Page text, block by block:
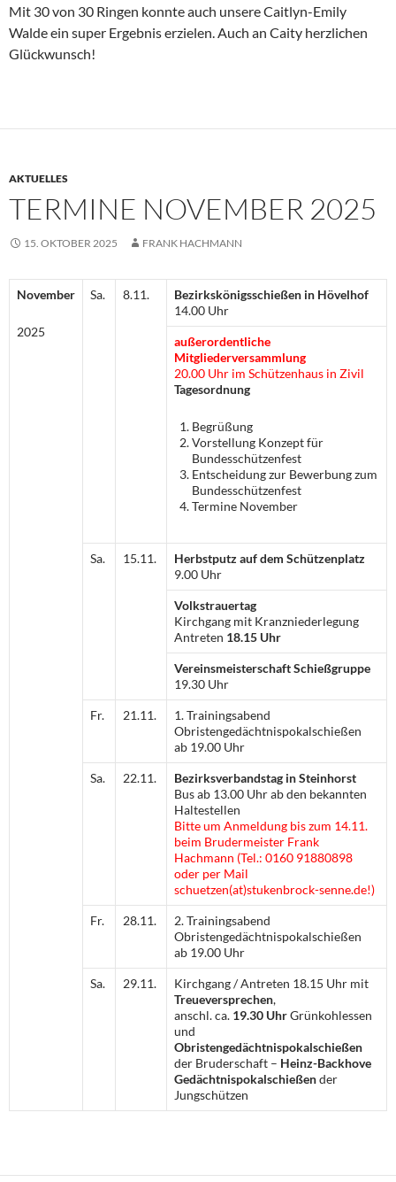
Mit 30 von 30 Ringen konnte auch unsere Caitlyn-Emily
Walde ein super Ergebnis erzielen. Auch an Caity herzlichen
Glückwunsch!
AKTUELLES
TERMINE NOVEMBER 2025
15. OKTOBER 2025 FRANK HACHMANN
November
2025
Sa. 8.11.
Bezirkskönigsschießen in Hövelhof
14.00 Uhr
außerordentliche
Mitgliederversammlung
20.00 Uhr im Schützenhaus in Zivil
Tagesordnung
Begrüßung
Vorstellung Konzept für
Bundesschützenfest
Entscheidung zur Bewerbung zum
Bundesschützenfest
Termine November
Sa. 15.11.
Herbstputz auf dem Schützenplatz
9.00 Uhr
Volkstrauertag
Kirchgang mit Kranzniederlegung
Antreten 18.15 Uhr
Vereinsmeisterschaft Schießgruppe
19.30 Uhr
Fr. 21.11.
1. Trainingsabend
Obristengedächtnispokalschießen
ab 19.00 Uhr
Sa. 22.11.
Bezirksverbandstag in Steinhorst
Bus ab 13.00 Uhr ab den bekannten
Haltestellen
Bitte um Anmeldung bis zum 14.11.
beim Brudermeister Frank
Hachmann (Tel.: 0160 91880898
oder per Mail
schuetzen(at)stukenbrock-senne.de!)
Fr. 28.11.
2. Trainingsabend
Obristengedächtnispokalschießen
ab 19.00 Uhr
Sa. 29.11.
Kirchgang / Antreten 18.15 Uhr mit
Treueversprechen,
anschl. ca. 19.30 UhrGrünkohlessen
und
Obristengedächtnispokalschießen
der Bruderschaft – Heinz-Backhove
Gedächtnispokalschießender
Jungschützen